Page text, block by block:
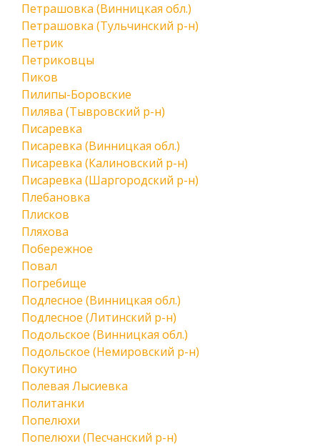
Петрашовка (Винницкая обл.)
Петрашовка (Тульчинский р-н)
Петрик
Петриковцы
Пиков
Пилипы-Боровские
Пилява (Тывровский р-н)
Писаревка
Писаревка (Винницкая обл.)
Писаревка (Калиновский р-н)
Писаревка (Шаргородский р-н)
Плебановка
Плисков
Пляхова
Побережное
Повал
Погребище
Подлесное (Винницкая обл.)
Подлесное (Литинский р-н)
Подольское (Винницкая обл.)
Подольское (Немировский р-н)
Покутино
Полевая Лысиевка
Политанки
Попелюхи
Попелюхи (Песчанский р-н)